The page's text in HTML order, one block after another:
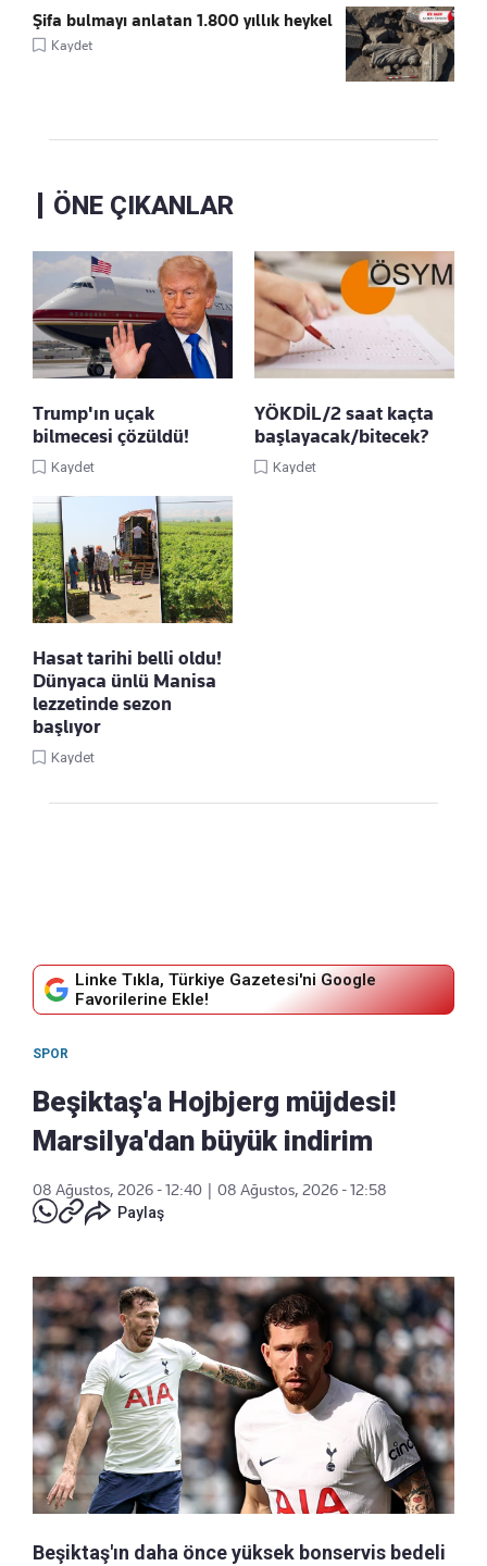
Şifa bulmayı anlatan 1.800 yıllık heykel
Kaydet
ÖNE ÇIKANLAR
Trump'ın uçak
bilmecesi çözüldü!
Kaydet
YÖKDİL/2 saat kaçta
başlayacak/bitecek?
Kaydet
Hasat tarihi belli oldu!
Dünyaca ünlü Manisa
lezzetinde sezon
başlıyor
Kaydet
Linke Tıkla, Türkiye Gazetesi'ni Google
Favorilerine Ekle!
SPOR
Beşiktaş'a Hojbjerg müjdesi!
Marsilya'dan büyük indirim
08 Ağustos, 2026 - 12:40 | 08 Ağustos, 2026 - 12:58
Paylaş
Beşiktaş'ın daha önce yüksek bonservis bedeli